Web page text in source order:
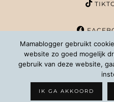
WORDPRESS
Mamablogger gebruikt
website zo goed mogelijk
gebruik van deze website,
IK GA AKKOORD